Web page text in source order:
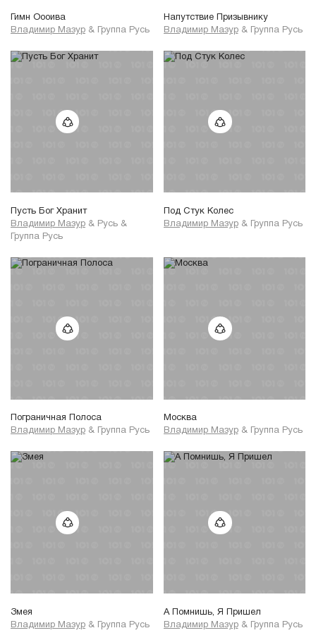
Гимн Оооива
Владимир Мазур & Группа Русь
Напутствие Призывнику
Владимир Мазур & Группа Русь
Пусть Бог Хранит
Владимир Мазур & Русь &
Группа Русь
Под Стук Колес
Владимир Мазур & Группа Русь
Пограничная Полоса
Владимир Мазур & Группа Русь
Москва
Владимир Мазур & Группа Русь
Змея
Владимир Мазур & Группа Русь
А Помнишь, Я Пришел
Владимир Мазур & Группа Русь